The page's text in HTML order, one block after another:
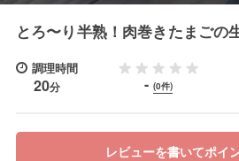
とろ〜り半熟！肉巻きたまごの
調理時間
20分 - (0件)
レビューを書いてポイ